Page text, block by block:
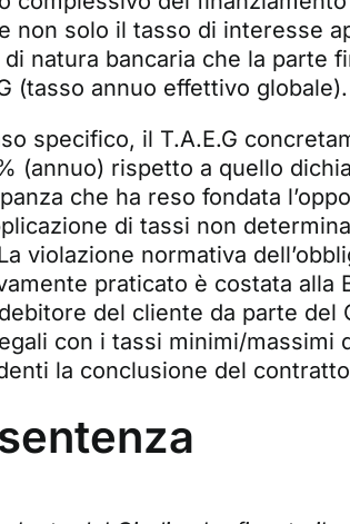
non solo il tasso di interesse
natura bancaria che la parte
(tasso annuo effettivo globale).
specifico, il T.A.E.G
(annuo) rispetto a quello
che ha reso fondata
di tassi non
violazione normativa
praticato è costata alla
del cliente da parte
con i tassi minimi/massimi
la conclusione del